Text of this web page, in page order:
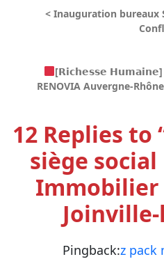
< Inauguration bureaux
[𝗥𝗶𝗰𝗵𝗲𝘀𝘀𝗲 𝗛𝘂𝗺𝗮𝗶𝗻𝗲]
RENOVIA Auvergne-
12 Replies to
siège
Immobilier
Pingback:z pack